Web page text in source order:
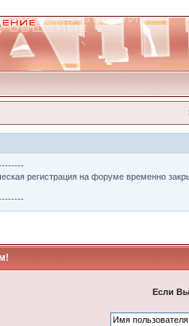
регистрация на форуме временно
Если Вы